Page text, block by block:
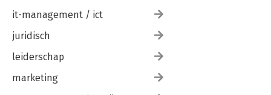
it-management / ict
juridisch
leiderschap
marketing